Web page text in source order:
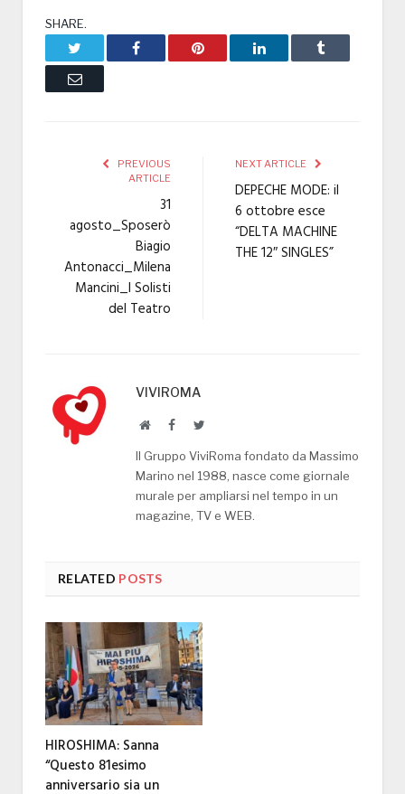
SHARE.
Facebook Pinterest LinkedIn Tumblr
Email
PREVIOUS
ARTICLE
31
agosto_Sposerò
Biagio
Antonacci_Milena
Mancini_I Solisti
del Teatro
NEXT ARTICLE
DEPECHE MODE: il
6 ottobre esce
“DELTA MACHINE
THE 12″ SINGLES”
VIVIROMA
WebsiteFacebookTwitter
Il Gruppo ViviRoma fondato da Massimo
Marino nel 1988, nasce come giornale
murale per ampliarsi nel tempo in un
magazine, TV e WEB.
RELATED POSTS
HIROSHIMA: Sanna
“Questo 81esimo
anniversario sia un